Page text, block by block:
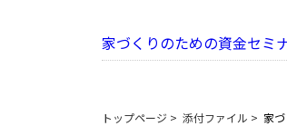
家づくりのための資金セミ
トップページ > 添付ファイル > 家